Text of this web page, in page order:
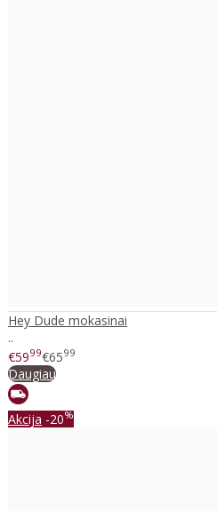
Hey Dude mokasinai
..
€5999€6599
Daugiau
Akcija -20%